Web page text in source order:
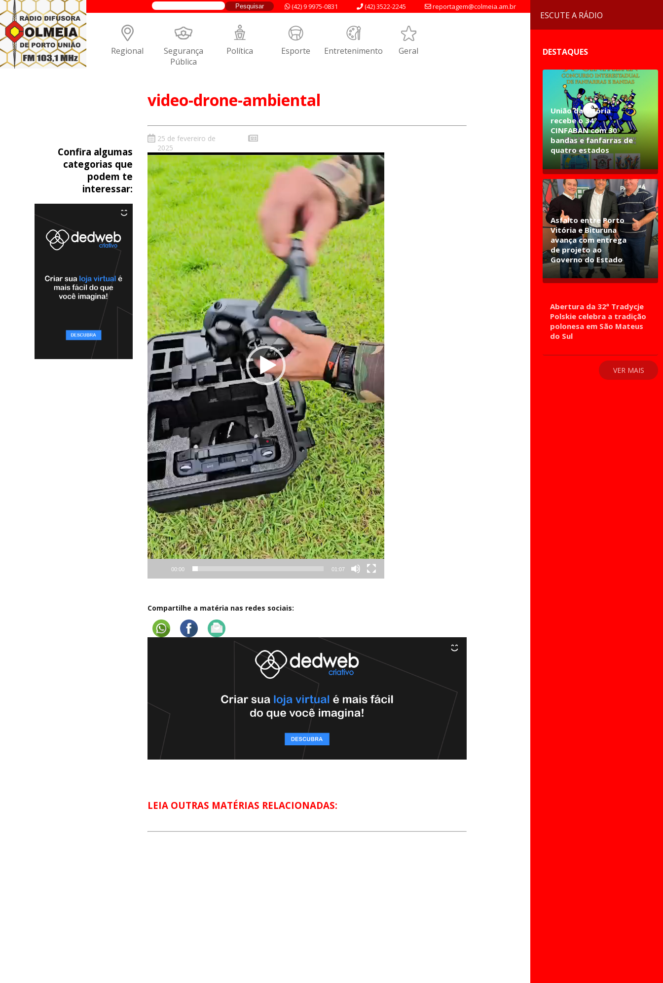
reportagem@colmeia.am.br
(42) 3522-2245
(42) 9 9975-0831
Regional Segurança
Pública
Política Esporte Entretenimento Geral
video-drone-ambiental
Confira algumas
categorias que
podem te
interessar:
25 de fevereiro de
2025
Tocador
de
vídeo
00:00 01:07
Compartilhe a matéria nas redes sociais:
LEIA OUTRAS MATÉRIAS RELACIONADAS:
ESCUTE A RÁDIO
DESTAQUES
União da Vitória
recebe o 34º
CINFABAN com 30
bandas e fanfarras de
quatro estados
Asfalto entre Porto
Vitória e Bituruna
avança com entrega
de projeto ao
Governo do Estado
Abertura da 32ª Tradycje
Polskie celebra a tradição
polonesa em São Mateus
do Sul
VER MAIS